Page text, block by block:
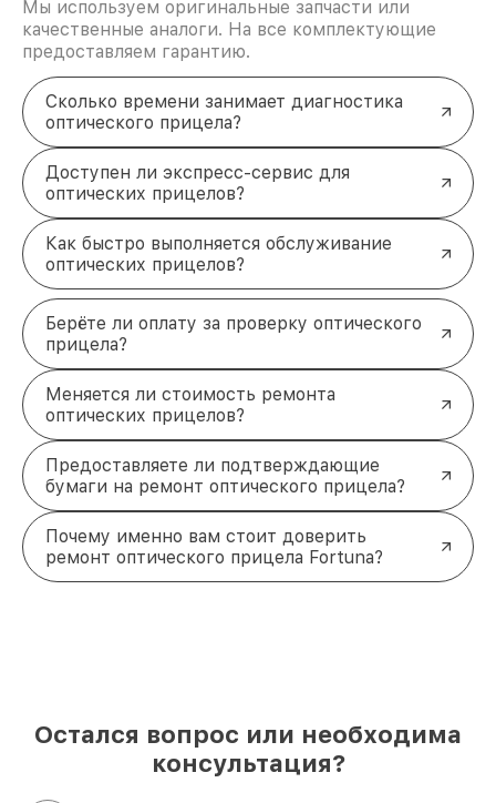
Мы используем оригинальные запчасти или
качественные аналоги. На все комплектующие
предоставляем гарантию.
Сколько времени занимает диагностика
оптического прицела?
Доступен ли экспресс-сервис для
оптических прицелов?
Как быстро выполняется обслуживание
оптических прицелов?
Берёте ли оплату за проверку оптического
прицела?
Меняется ли стоимость ремонта
оптических прицелов?
Предоставляете ли подтверждающие
бумаги на ремонт оптического прицела?
Почему именно вам стоит доверить
ремонт оптического прицела Fortuna?
Остался вопрос или необходима
консультация?